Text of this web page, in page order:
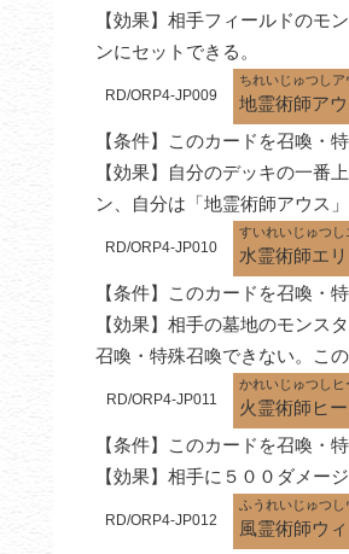
【効果】相手フィールドのモ
ンにセットできる。
RD/ORP4-JP009
ちれいじゅつしア
地霊術師ア
【条件】このカードを召喚・
【効果】自分のデッキの一番
ン、自分は「地霊術師アウス
RD/ORP4-JP010
すいれいじゅつし
水霊術師エ
【条件】このカードを召喚・
【効果】相手の墓地のモンス
召喚・特殊召喚できない。こ
RD/ORP4-JP011
かれいじゅつしヒ
火霊術師ヒー
【条件】このカードを召喚・
【効果】相手に５００ダメー
RD/ORP4-JP012
ふうれいじゅつし
風霊術師ウ